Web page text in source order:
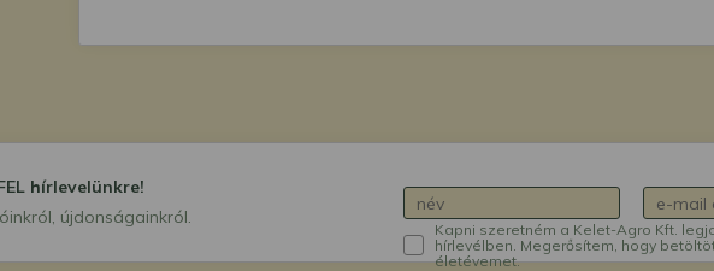
hírlevelünkre!
újdonságainkról.
Kapni szeretném a Kelet-Agro Kft.
hírlevélben. Megerősítem, hogy
életévemet.